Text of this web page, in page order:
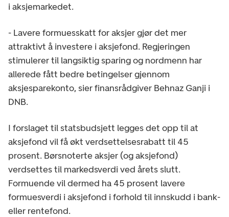
i aksjemarkedet.
- Lavere formuesskatt for aksjer gjør det mer
attraktivt å investere i aksjefond. Regjeringen
stimulerer til langsiktig sparing og nordmenn har
allerede fått bedre betingelser gjennom
aksjesparekonto, sier finansrådgiver Behnaz Ganji i
DNB.
I forslaget til statsbudsjett legges det opp til at
aksjefond vil få økt verdsettelsesrabatt til 45
prosent. Børsnoterte aksjer (og aksjefond)
verdsettes til markedsverdi ved årets slutt.
Formuende vil dermed ha 45 prosent lavere
formuesverdi i aksjefond i forhold til innskudd i bank-
eller rentefond.